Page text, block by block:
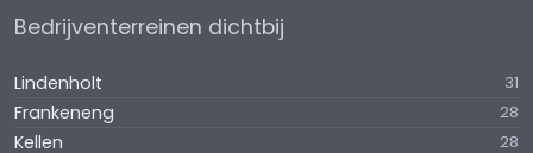
Bedrijventerreinen dichtbij
Lindenholt 31
Frankeneng 28
Kellen 28